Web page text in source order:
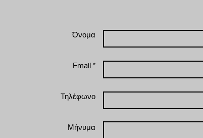
Όνομα
Email *
Τηλέφωνο
Μήνυμα